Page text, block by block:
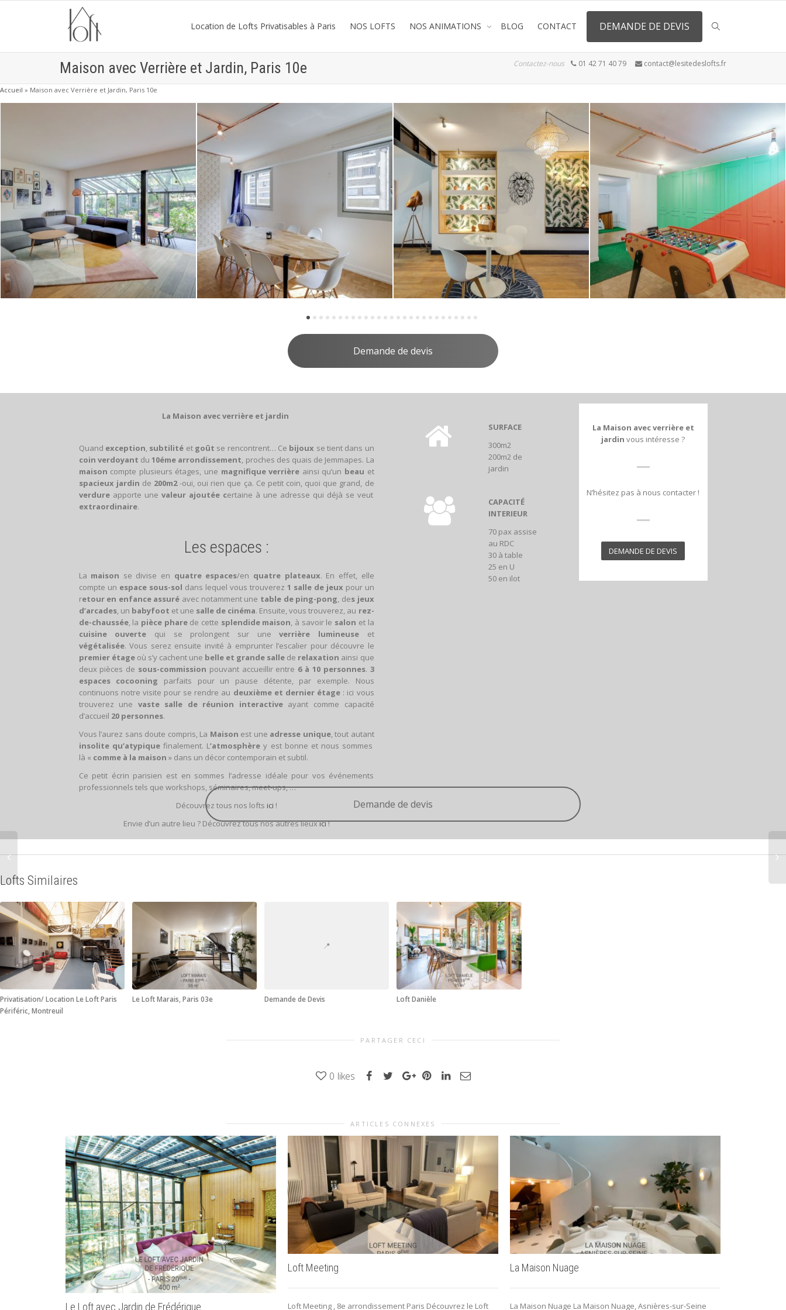
Location de Lofts Privatisables à Paris NOS LOFTS NOS ANIMATIONS BLOG CONTACT DEMANDE DE DEVIS
Maison avec Verrière et Jardin, Paris 10e Contactez-nous 01 42 71 40 79 contact@lesitedeslofts.fr
Accueil » Maison avec Verrière et Jardin, Paris 10e
Demande de devis
La Maison avec verrière et jardin
Quand exception subtilité etgoût se rencontrent… Ce bijoux se tient dans un
coin verdoyant du 10éme arrondissement , proches des quais de Jemmapes. La
maison compte plusieurs étages, une magnifique verrière ainsi qu’un beau et
spacieux jardin de 200m2-oui, oui rien que ça. Ce petit coin, quoi que grand, de
verdureapporte une valeur ajoutée certaine à une adresse qui déjà se veut
extraordinaire.
Les espaces :
La maison se divise en quatre espaces/en quatre plateaux. En effet, elle
compte un espace sous-sol dans lequel vous trouverez 1 salle de jeux pour un
retour en enfance assuré avec notamment une table de ping-pong , des jeux
d’arcades, un babyfoot et une salle de cinéma. Ensuite, vous trouverez, au rez-
de-chaussée, la pièce pharede cette splendide maison , à savoir le salon et la
cuisine
ouverte qui se prolongent sur uneverrière lumineuseet
végétalisée. Vous serez ensuite invité à emprunter l’escalier pour découvre le
premier étageoù s’y cachent une belle et grande salle de relaxation ainsi que
deux pièces de sous-commission pouvant accueillir entre 6 à 10 personnes. 3
espaces cocooning parfaits pour un pause détente, par exemple. Nous
continuons notre visite pour se rendre au deuxième et dernier étage : ici vous
trouverez une vaste salle de réunion interactiveayant comme capacité
d’accueil 20 personnes.
Vous l’aurez sans doute compris, La Maison est une adresse unique, tout autant
insolite qu’atypiquefinalement. L’atmosphère y est bonne et nous sommes
là « comme à la maison » dans un décor contemporain et subtil.
Ce petit écrin parisien est en sommes l’adresse idéale pour vos événements
professionnels tels que workshops, séminaires, meet-ups, …
Découvrez tous nos lofts ici !
Envie d’un autre lieu ? Découvrez tous nos autres lieuxici!
SURFACE
300m2
200m2 de
jardin
CAPACITÉ
INTERIEUR
70 pax assise
au RDC
30 à table
25 en U
50 en ilot
La Maison avec verrière et
jardin vous intéresse ?
N’hésitez pas à nous contacter !
DEMANDE DE DEVIS
Demande de devis
Lofts Similaires
Privatisation/ Location Le Loft Paris
Périféric, Montreuil
Le Loft Marais, Paris 03e
📍
Demande de Devis Loft Danièle
PARTAGER CECI
0 likes
ARTICLES CONNEXES
Le Loft avec Jardin de Frédérique
Loft Meeting
Loft Meeting , 8e arrondissement Paris Découvrez le Loft
La Maison Nuage
La Maison Nuage La Maison Nuage, Asnières-sur-Seine